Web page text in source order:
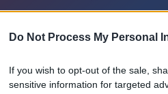
Do Not Process My Personal
If you wish to opt-out of the sale,
sensitive information for targeted
Medicopter 117 - Jedes